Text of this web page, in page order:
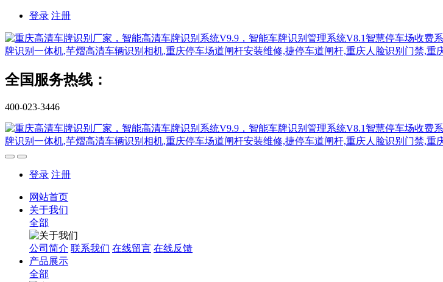
登录 注册
全国服务热线：
400-023-3446
登录 注册
网站首页
关于我们
全部
公司简介 联系我们 在线留言 在线反馈
产品展示
全部